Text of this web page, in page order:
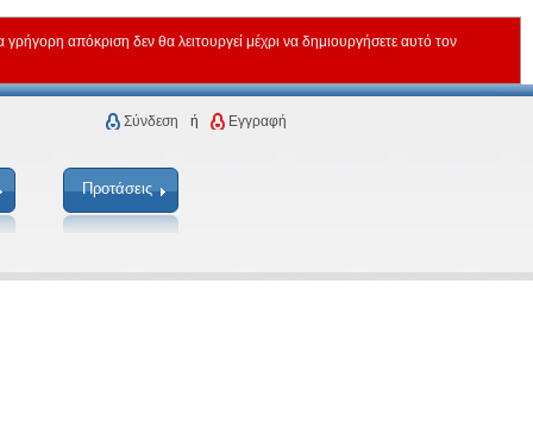
απόκριση δεν θα λειτουργεί μέχρι να δημιουργήσετε αυτό τον
Σύνδεση ή Εγγραφή
Προτάσεις